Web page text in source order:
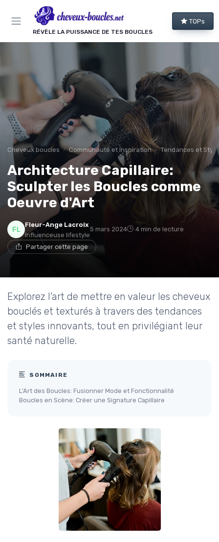
RÉVÈLE LA PUISSANCE DE TES BOUCLES
TOPs
Cheveux boucles Communauté et Inspiration Tendances et
Architecture Capillaire:
Sculpter les Boucles comme
Oeuvre d'Art
Fleur-Ange Lacroix
Influenceuse lifestyle
5 mars 2024 4 min de lecture
Partager cette page
Explorez l’art de mettre en valeur les cheveux
bouclés et texturés à travers des tendances
et styles innovants, tout en privilégiant leur
santé naturelle.
SOMMAIRE
L'Art des Boucles: Fusionner Mode et Fonctionnalité
Boucles en Scène: Créer une Signature Capillaire
Panneau de gestion des cookies